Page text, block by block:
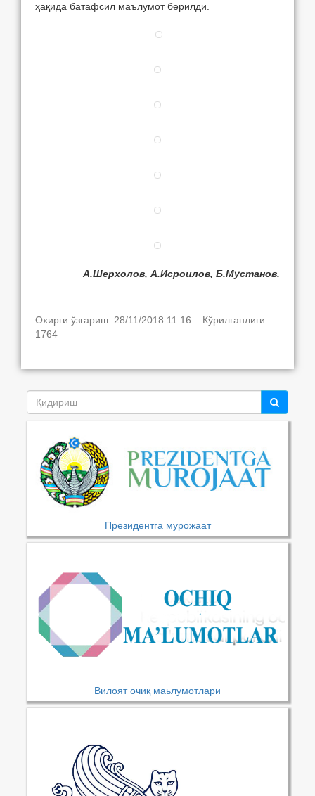
ҳақида батафсил маълумот берилди.
А.Шерхолов, А.Исроилов, Б.Мустанов.
Охирги ўзгариш: 28/11/2018 11:16. Кўрилганлиги:
1764
Президентга мурожаат
Вилоят очиқ маьлумотлари